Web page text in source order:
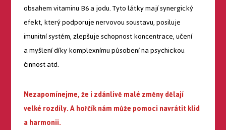
obsahem vitaminu B6 a jodu. Tyto látky mají synergický
efekt, který podporuje nervovou soustavu, posiluje
imunitní systém, zlepšuje schopnost koncentrace, učení
a myšlení díky komplexnímu působení na psychickou
činnost atd.
Nezapomínejme, že i zdánlivě malé změny dělají
velké rozdíly. A hořčík nám může pomoci navrátit klid
a harmonii.